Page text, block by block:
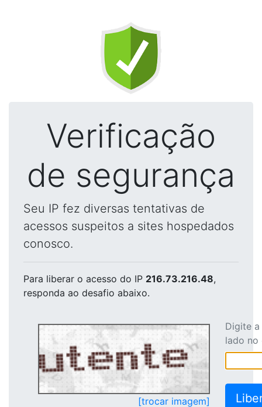
Verificação
de segurança
Seu IP fez diversas tentativas de
acessos suspeitos a sites hospedados
conosco.
Para liberar o acesso do IP 216.73.216.48,
responda ao desafio abaixo.
[trocar imagem]
Digite
lado no